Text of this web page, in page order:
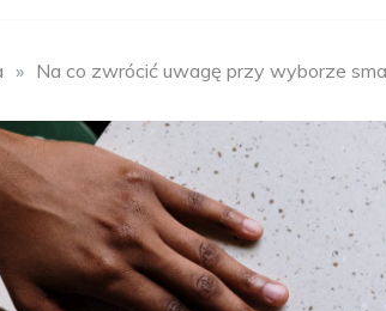
» Na co zwrócić uwagę przy wyborze